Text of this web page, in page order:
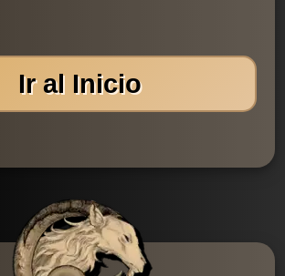
Ir al Inicio